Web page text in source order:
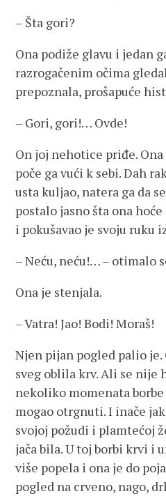
– Šta gori?
Ona podiže glavu i jedan
razrogačenim očima
prepoznala, prošapuće
– Gori, gori!… Ovde!
On joj nehotice priđe.
poče ga vući k sebi. Dah
usta kuljao, natera ga da
postalo jasno šta ona
i pokušavao je svoju ruku
– Neću, neću!… – otimalo
Ona je stenjala.
– Vatra! Jao! Bodi! Moraš!
Njen pijan pogled palio je.
sveg oblila krv. Ali se nije
nekoliko momenata
mogao otrgnuti. I inače
svojoj požudi i plamtećoj
jača bila. U toj borbi krvi i
više popela i ona je do
pogled na crveno, nago,